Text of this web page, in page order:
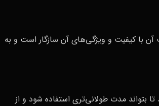
با کیفیت و ویژگی‌های آن سازگار است و به
بتواند مدت طولانی‌تری استفاده شود و از